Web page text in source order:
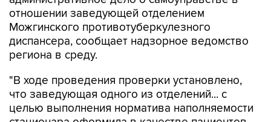
отношении заведующей отделением
Можгинского противотуберкулезного
диспансера, сообщает надзорное ведомство
региона в среду.
"В ходе проведения проверки установлено,
что заведующая одного из отделений... с
целью выполнения норматива наполняемости